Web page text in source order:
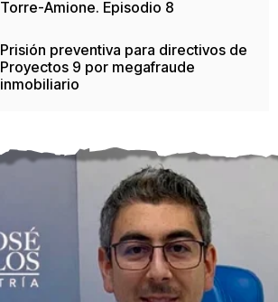
Torre-Amione. Episodio 8
Prisión preventiva para directivos de
Proyectos 9 por megafraude
inmobiliario